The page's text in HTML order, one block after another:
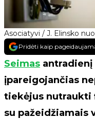
Asociatyvi / J. Elinsko
Pridėti kaip
Seimas antradienį
įpareigojančias
tiekėjus nutraukti
su pažeidžiamais